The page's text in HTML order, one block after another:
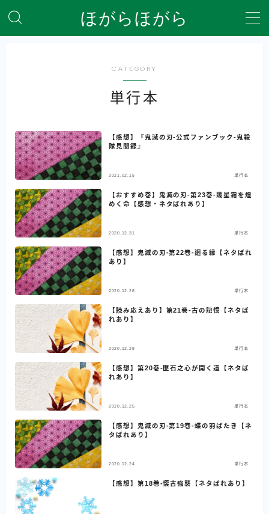
ほがらほがら
全記事を一覧にしたサイトマップ
自己紹介＆サイト説明
CATEGORY
単行本
【感想】『鬼滅の刃-公式ファンブック-鬼殺
隊見聞録』
2021.02.15 単行本
【おすすめ巻】鬼滅の刃-第23巻-幾星霜を煌
めく命【感想・ネタばれあり】
2020.12.31 単行本
【感想】鬼滅の刃-第22巻-廻る縁【ネタばれ
あり】
2020.12.28 単行本
【読み応えあり】第21巻-古の記憶【ネタば
れあり】
2020.12.28 単行本
【感想】第20巻-匪石之心が開く道【ネタば
れあり】
2020.12.25 単行本
【感想】鬼滅の刃-第19巻-蝶の羽ばたき【ネ
タばれあり】
2020.12.24 単行本
【感想】第18巻-懐古強襲【ネタばれあり】